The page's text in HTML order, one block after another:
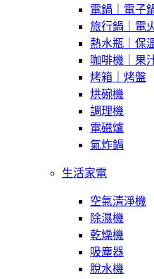
電鍋｜電子
旅行鍋｜電
熱水瓶｜保
咖啡機｜果
烤箱｜烤盤
烘碗機
調理機
電磁爐
氣炸鍋
生活家電
空氣清淨機
除濕機
乾燥機
吸塵器
脫水機